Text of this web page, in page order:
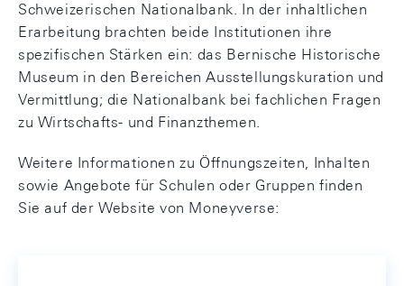
Schweizerischen Nationalbank. In der inhaltlichen
Erarbeitung brachten beide Institutionen ihre
spezifischen Stärken ein: das Bernische Historische
Museum in den Bereichen Ausstellungskuration und
Vermittlung; die Nationalbank bei fachlichen Fragen
zu Wirtschafts- und Finanzthemen.
Weitere Informationen zu Öffnungszeiten, Inhalten
sowie Angebote für Schulen oder Gruppen finden
Sie auf der Website von Moneyverse: